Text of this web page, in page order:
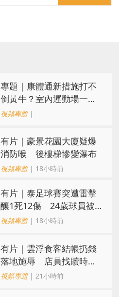
專題｜康體通新措施打不
倒黃牛？室內運動場一場
難求越炒越貴
視頻專題|
有片｜豪景花園大廈疑爆
消防喉 後樓梯慘變瀑布
視頻專題| 18小時前
有片｜泰足球賽突遭雷擊
釀1死12傷 24歲球員被
閃電劈中亡
視頻專題| 18小時前
​有片｜雲浮食客結帳扔錢
落地施辱 店員找贖時還
施彼身獲老闆肯定
視頻專題| 21小時前